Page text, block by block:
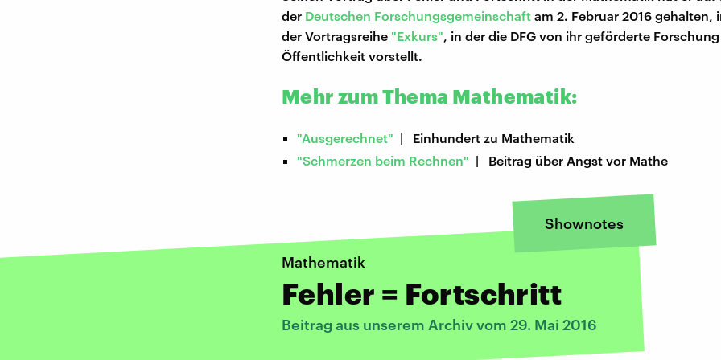
der Deutschen Forschungsgemeinschaft am 2. Februar 2016 gehalten,
der Vortragsreihe "Exkurs", in der die DFG von ihr geförderte
Öffentlichkeit vorstellt.
Mehr zum Thema Mathematik:
"Ausgerechnet" | Einhundert zu Mathematik
"Schmerzen beim Rechnen" | Beitrag über Angst vor Mathe
Shownotes
Mathematik
Fehler = Fortschritt
Beitrag aus unserem Archiv vom 29. Mai 2016